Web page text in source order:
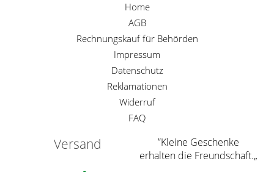
Home
AGB
Rechnungskauf für Behörden
Impressum
Datenschutz
Reklamationen
Widerruf
FAQ
Versand
”Kleine Geschenke
erhalten die Freundschaft.„